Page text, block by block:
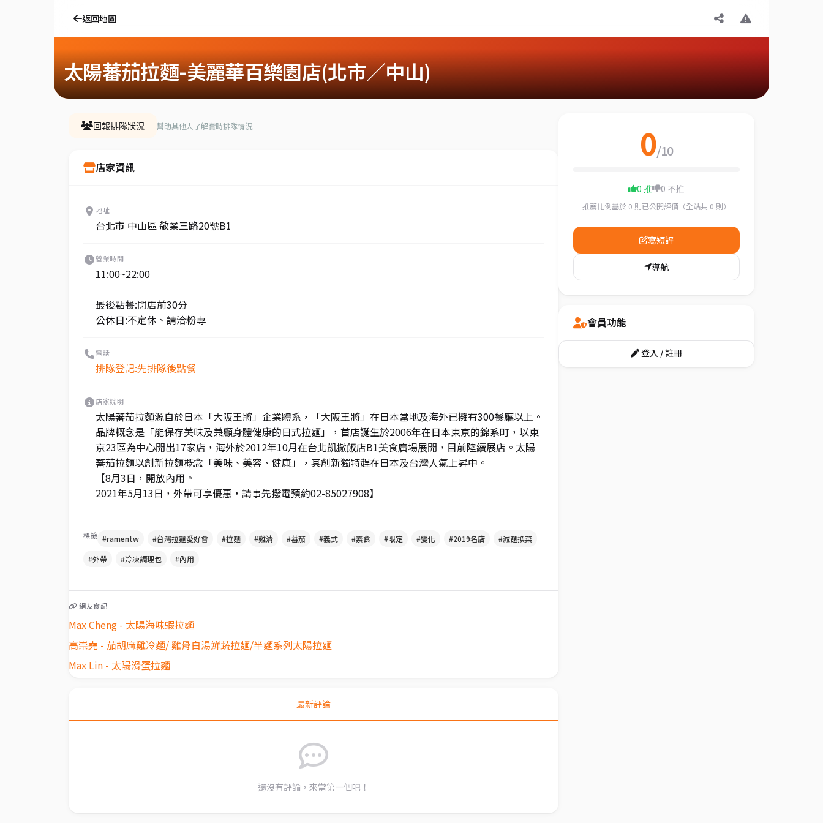
返回地圖
太陽蕃茄拉麵-美麗華百樂園店(北市／中山)
回報排隊狀況 幫助其他人了解實時排隊情況
店家資訊
地址
台北市 中山區 敬業三路20號B1
營業時間
11:00~22:00
最後點餐:閉店前30分
公休日:不定休、請洽粉專
電話
排隊登記:先排隊後點餐
店家說明
太陽蕃茄拉麵源自於日本「大阪王將」企業體系，「大阪王將」在日本當地及海外已擁有300餐廳以上。
品牌概念是「能保存美味及兼顧身體健康的日式拉麵」，首店誕生於2006年在日本東京的錦系町，以東
京23區為中心開出17家店，海外於2012年10月在台北凱撒飯店B1美食廣場展開，目前陸續展店。太陽
蕃茄拉麵以創新拉麵概念「美味、美容、健康」，其創新獨特趕在日本及台灣人氣上昇中。
【8月3日，開放內用。
2021年5月13日，外帶可享優惠，請事先撥電預約02-85027908】
標籤 #ramentw #台灣拉麵愛好會 #拉麵 #雞清 #蕃茄 #義式 #素食 #限定 #變化 #2019名店
#減麵換菜
#外帶
#冷凍調理包 #內用
網友食記
Max Cheng - 太陽海味蝦拉麵
高崇堯 - 茄胡麻雞冷麵/ 雞骨白湯鮮蔬拉麵/半麵系列太陽拉麵
Max Lin - 太陽滑蛋拉麵
最新評論
還沒有評論，來當第一個吧！
0/10
0 推 0 不推
推薦比例基於 0 則已公開評價（全站共 0 則）
寫短評
導航
會員功能
登入 / 註冊